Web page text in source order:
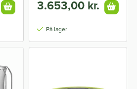
3.653,00 kr.
På lager